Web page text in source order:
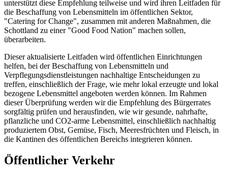
unterstützt diese Empfehlung teilweise und wird ihren Leitfaden für
die Beschaffung von Lebensmitteln im öffentlichen Sektor,
"Catering for Change", zusammen mit anderen Maßnahmen, die
Schottland zu einer "Good Food Nation" machen sollen,
überarbeiten.
Dieser aktualisierte Leitfaden wird öffentlichen Einrichtungen
helfen, bei der Beschaffung von Lebensmitteln und
Verpflegungsdienstleistungen nachhaltige Entscheidungen zu
treffen, einschließlich der Frage, wie mehr lokal erzeugte und lokal
bezogene Lebensmittel angeboten werden können. Im Rahmen
dieser Überprüfung werden wir die Empfehlung des Bürgerrates
sorgfältig prüfen und herausfinden, wie wir gesunde, nahrhafte,
pflanzliche und CO2-arme Lebensmittel, einschließlich nachhaltig
produziertem Obst, Gemüse, Fisch, Meeresfrüchten und Fleisch, in
die Kantinen des öffentlichen Bereichs integrieren können.
Öffentlicher Verkehr